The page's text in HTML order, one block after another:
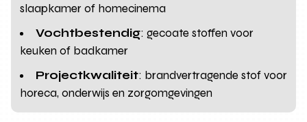
slaapkamer of homecinema
Vochtbestendig: gecoate stoffen voor
keuken of badkamer
Projectkwaliteit: brandvertragende stof voor
horeca, onderwijs en zorgomgevingen